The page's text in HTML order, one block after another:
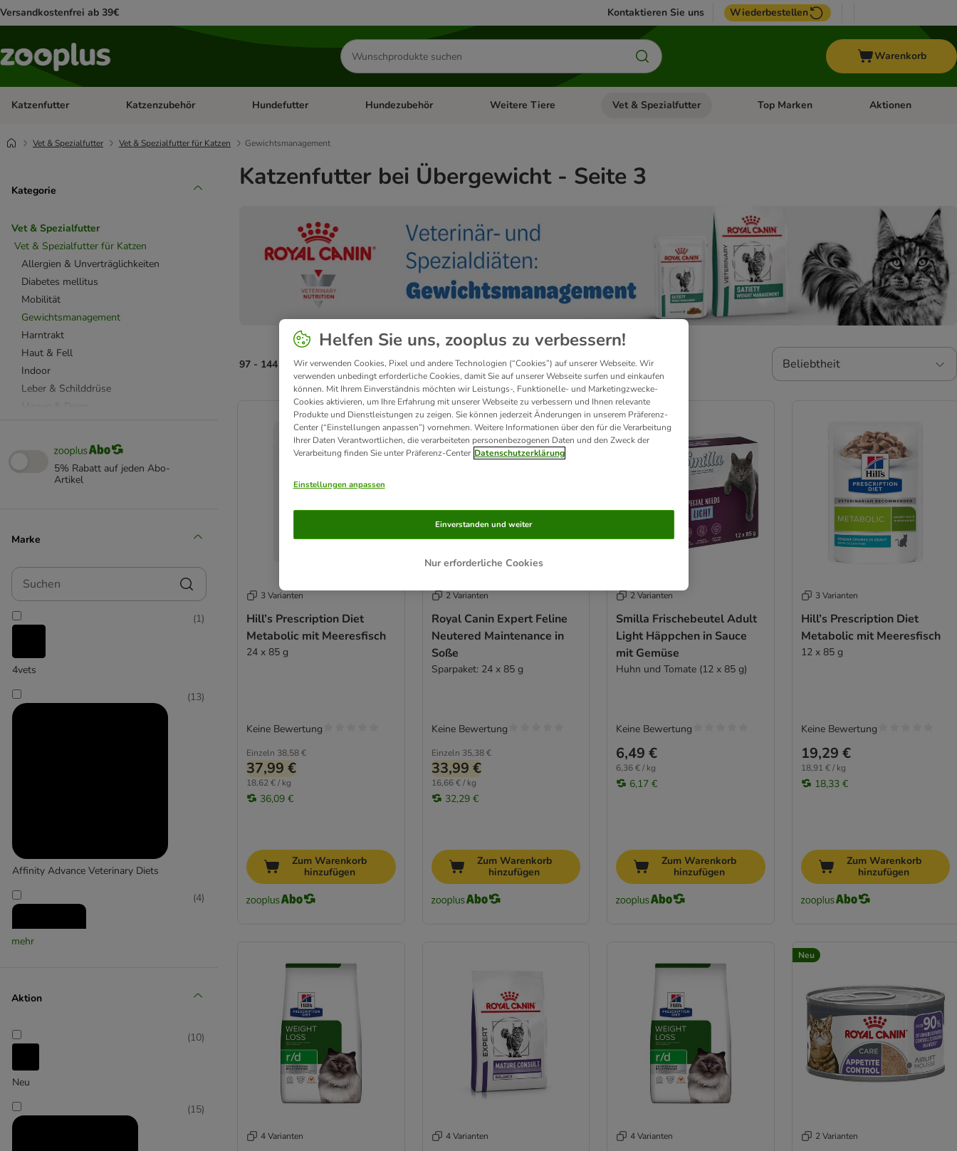
Versandkostenfrei ab 39€ Kontaktieren Sie uns Wiederbestellen
Produkte
suchen
Warenkorb
Katzenfutter Kategorie-Menü öffnen: Katzenfutter
Katzenzubehör Kategorie-Menü öffnen: Katzenzubehör
Hundefutter Kategorie-Menü öffnen: Hundefutter
Hundezubehör Kategorie-Menü öffnen: Hundezubehör
Weitere Tiere Kategorie-Menü öffnen: Weitere Tiere
Vet & Spezialfutter Kategorie-Menü öffnen: Vet & Spezialfutter
Top Marken Kategorie-Menü
Aktionen
Vet & Spezialfutter Vet & Spezialfutter für Katzen Gewichtsmanagement
Kategorie
Vet & Spezialfutter
Vet & Spezialfutter für Katzen
Allergien & Unverträglichkeiten
Diabetes mellitus
Mobilität
Gewichtsmanagement
Harntrakt
Haut & Fell
Indoor
Leber & Schilddrüse
Stärkung & Genesung
Stress & Angst
Advance Veterinary Diets
beaphar Spezialdiät
Concept for Life Veterinary Diet
Doppelherz
Hill's Prescription Diet
MAC's Vetcare
Purina Veterinary Diets
Alle Futterzusätze
5% Rabatt auf jeden Abo-
Artikel
Marke
Suchen
4vets
(1)
Affinity Advance Veterinary Diets
(13)
(4)
mehr
Aktion
Neu
(10)
(15)
Katzenfutter bei Übergewicht - Seite 3
97 - 144 von 186 Produkte Beliebtheit
product items have been changed
3 Varianten
Hill’s Prescription Diet
Metabolic mit Meeresfisch
24 x 85 g
Einzeln 38,58 €
37,99 €
18,62 € / kg
36,09 €
Keine Bewertung
Zum Warenkorb
hinzufügen
2 Varianten
Royal Canin Expert Feline
Neutered Maintenance in
Soße
Sparpaket: 24 x 85 g
Einzeln 35,38 €
33,99 €
16,66 € / kg
32,29 €
Keine Bewertung
Zum Warenkorb
hinzufügen
2 Varianten
Smilla Frischebeutel Adult
Light Häppchen in Sauce
mit Gemüse
Huhn und Tomate (12 x 85 g)
6,49 €
6,36 € / kg
6,17 €
Keine Bewertung
Zum Warenkorb
hinzufügen
3 Varianten
Hill’s Prescription Diet
Metabolic mit Meeresfisch
12 x 85 g
19,29 €
18,91 € / kg
18,33 €
Keine Bewertung
Zum Warenkorb
hinzufügen
4 Varianten 4 Varianten 4 Varianten
Neu
2 Varianten
Helfen Sie uns, zooplus zu verbessern!
Wir verwenden Cookies, Pixel und andere Technologien (“Cookies”) auf unserer Webseite. Wir
verwenden unbedingt erforderliche Cookies, damit Sie auf unserer Webseite surfen und einkaufen
können. Mit Ihrem Einverständnis möchten wir Leistungs-, Funktionelle- und Marketingzwecke-
Cookies aktivieren, um Ihre Erfahrung mit unserer Webseite zu verbessern und Ihnen relevante
Produkte und Dienstleistungen zu zeigen. Sie können jederzeit Änderungen in unserem Präferenz-
Center (“Einstellungen anpassen”) vornehmen. Weitere Informationen über den für die Verarbeitung
Ihrer Daten Verantwortlichen, die verarbeiteten personenbezogenen Daten und den Zweck der
Verarbeitung finden Sie unter Präferenz-Center Datenschutzerklärung
Einstellungen anpassen
Nur erforderliche Cookies
Einverstanden und weiter